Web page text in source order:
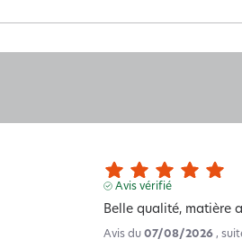
Avis vérifié
Belle qualité, matière
Avis du07/08/2026 ,